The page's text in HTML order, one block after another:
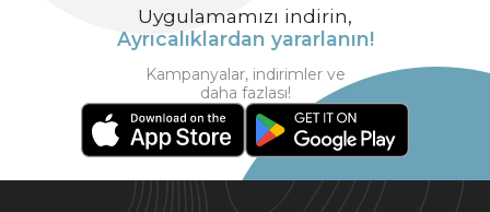
Uygulamamızı indirin,
Ayrıcalıklardan yararlanın!
Kampanyalar, indirimler ve
daha fazlası!